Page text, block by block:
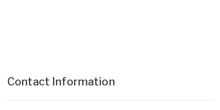
Contact Information